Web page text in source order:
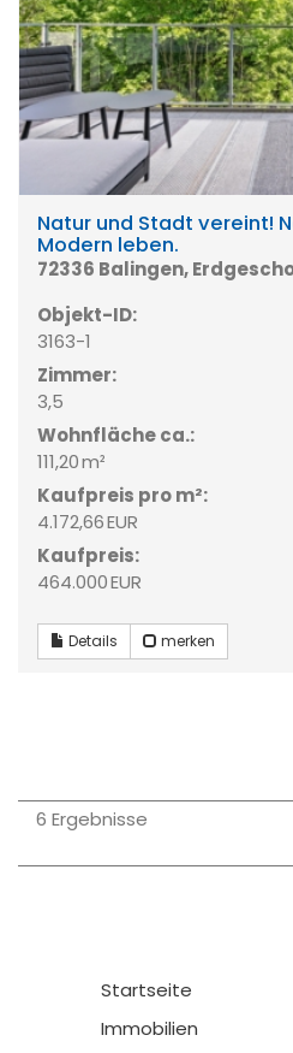
Natur und Stadt vereint!
Modern leben.
72336 Balingen,
Objekt-ID:
3163-1
Zimmer:
3,5
Wohnfläche ca.:
111,20 m²
Kaufpreis pro m²:
4.172,66 EUR
Kaufpreis:
464.000 EUR
Details merken
6 Ergebnisse
Startseite
Immobilien